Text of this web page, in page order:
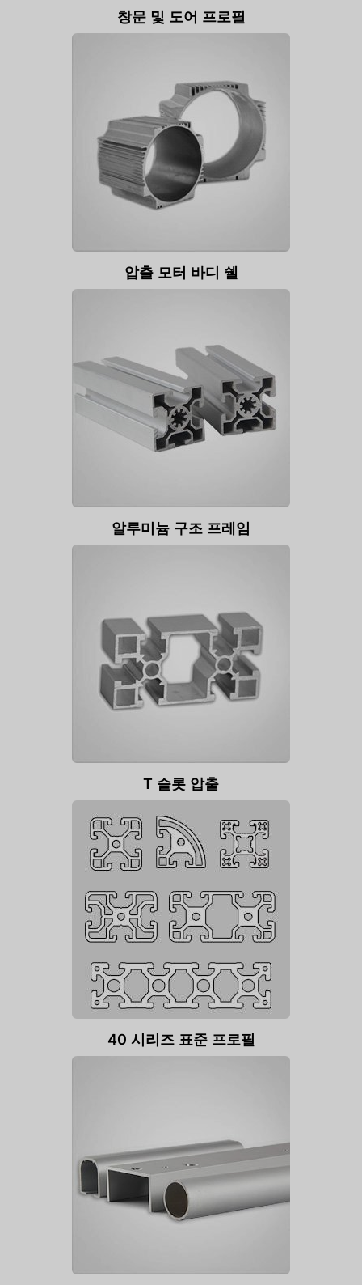
창문 및 도어 프로필
압출 모터 바디 쉘
알루미늄 구조 프레임
T 슬롯 압출
40 시리즈 표준 프로필